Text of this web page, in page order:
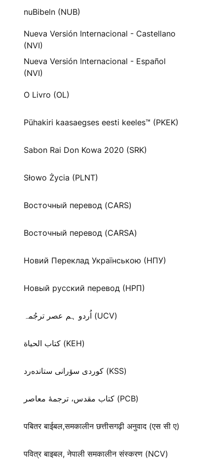
nuBibeln (NUB)
Nueva Versión Internacional - Castellano
(NVI)
Nueva Versión Internacional - Español
(NVI)
O Livro (OL)
Pühakiri kaasaegses eesti keeles™ (PKEK)
Sabon Rai Don Kowa 2020 (SRK)
Słowo Życia (PLNT)
Восточный перевод (CARS)
Восточный перевод (CARSA)
Новий Переклад Українською (НПУ)
Новый русский перевод (НРП)
اُردو ہم عصر ترجُمہ (UCV)
كتاب الحياة (KEH)
كوردی سۆرانی ستانده‌رد (KSS)
کتاب مقدس، ترجمۀ معاصر (PCB)
पबितर बाईबल,समकालीन छत्तीसगढ़ी अनुवाद (एस सी ए)
पवित्र बाइबल, नेपाली समकालीन संस्करण (NCV)